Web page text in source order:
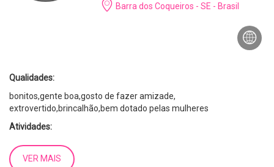
Barra dos Coqueiros - SE - Brasil
Qualidades:
bonitos,gente boa,gosto de fazer amizade,
extrovertido,brincalhão,bem dotado pelas mulheres
Atividades:
ofice boy,lan rouse,
Escolaridade:
VER MAIS